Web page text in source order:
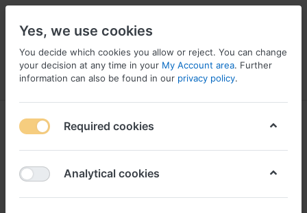
Menu Log in Compare Wishlist
risperdal sans ordonnance acheter
rispéridone
Yes, we use cookies
You decide which cookies you allow or reject. You can change
your decision at any time in your My Account area. Further
information can also be found in our privacy policy.
Required cookies
Analytical cookies